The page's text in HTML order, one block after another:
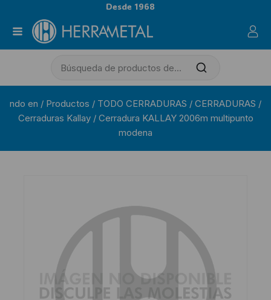
Desde 1968
ndo en / Productos / TODO CERRADURAS / CERRADURAS /
Cerraduras Kallay / Cerradura KALLAY 2006m multipunto
modena